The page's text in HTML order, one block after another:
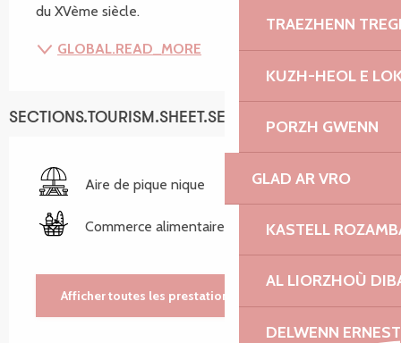
TRAEZHENN
KUZH-HEOL E
PORZH GWENN
GLAD AR VRO
KASTELL
AL LIORZHOÙ
DELWENN
du XVème siècle.
GLOBAL.READ_MORE
SECTIONS.TOURISM.SHEET.SERVICES
Aire de pique nique
Commerce alimentaire
Afficher toutes les prestations